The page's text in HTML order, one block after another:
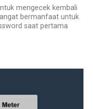
mengecek kembali
bermanfaat untuk
saat pertama